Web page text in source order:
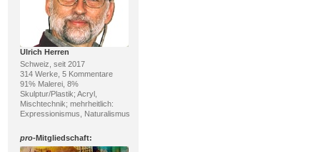
Ulrich Herren
Schweiz, seit 2017
314 Werke, 5 Kommentare
91% Malerei, 8%
Skulptur/Plastik; Acryl,
Mischtechnik; mehrheitlich:
Expressionismus, Naturalismus
pro-Mitgliedschaft: